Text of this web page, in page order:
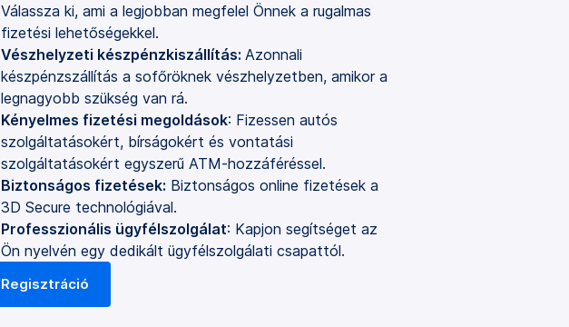
Válassza ki, ami a legjobban megfelel Önnek a rugalmas
fizetési lehetőségekkel.
Vészhelyzeti készpénzkiszállítás: Azonnali
készpénzszállítás a sofőröknek vészhelyzetben, amikor a
legnagyobb szükség van rá.
Kényelmes fizetési megoldások: Fizessen autós
szolgáltatásokért, bírságokért és vontatási
szolgáltatásokért egyszerű ATM-hozzáféréssel.
Biztonságos fizetések: Biztonságos online fizetések a
3D Secure technológiával.
Professzionális ügyfélszolgálat: Kapjon segítséget az
Ön nyelvén egy dedikált ügyfélszolgálati csapattól.
Regisztráció